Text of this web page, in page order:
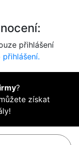
přihlášení
?
získat